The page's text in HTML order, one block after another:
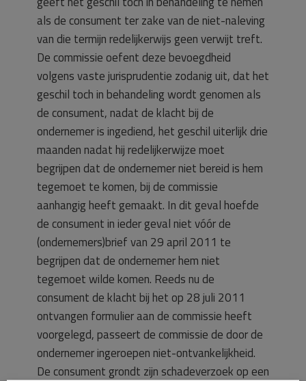
als de consument ter zake van de niet-naleving
van die termijn redelijkerwijs geen verwijt treft.
De commissie oefent deze bevoegdheid
volgens vaste jurisprudentie zodanig uit, dat het
geschil toch in behandeling wordt genomen als
de consument, nadat de klacht bij de
ondernemer is ingediend, het geschil uiterlijk drie
maanden nadat hij redelijkerwijze moet
begrijpen dat de ondernemer niet bereid is hem
tegemoet te komen, bij de commissie
aanhangig heeft gemaakt. In dit geval hoefde
de consument in ieder geval niet vóór de
(ondernemers)brief van 29 april 2011 te
begrijpen dat de ondernemer hem niet
tegemoet wilde komen. Reeds nu de
consument de klacht bij het op 28 juli 2011
ontvangen formulier aan de commissie heeft
voorgelegd, passeert de commissie de door de
ondernemer ingeroepen niet-ontvankelijkheid.
De consument grondt zijn schadeverzoek op een